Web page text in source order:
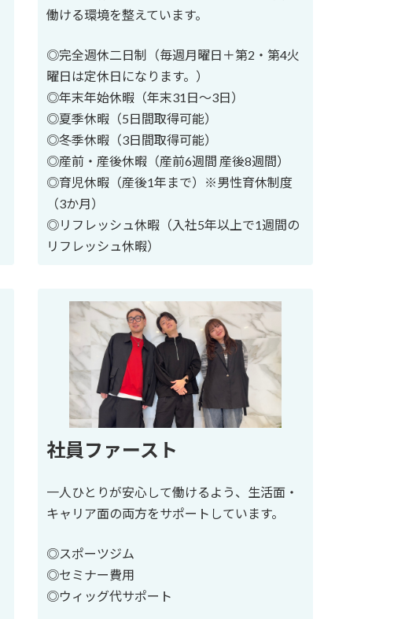
働ける環境を整えています。
◎完全週休二日制（毎週月曜日＋第2・第4火
曜日は定休日になります。）
◎年末年始休暇（年末31日～3日）
◎夏季休暇（5日間取得可能）
◎冬季休暇（3日間取得可能）
◎産前・産後休暇（産前6週間 産後8週間）
◎育児休暇（産後1年まで）※男性育休制度
（3か月）
◎リフレッシュ休暇（入社5年以上で1週間の
リフレッシュ休暇）
社員ファースト
一人ひとりが安心して働けるよう、生活面・
キャリア面の両方をサポートしています。
◎スポーツジム
◎セミナー費用
◎ウィッグ代サポート